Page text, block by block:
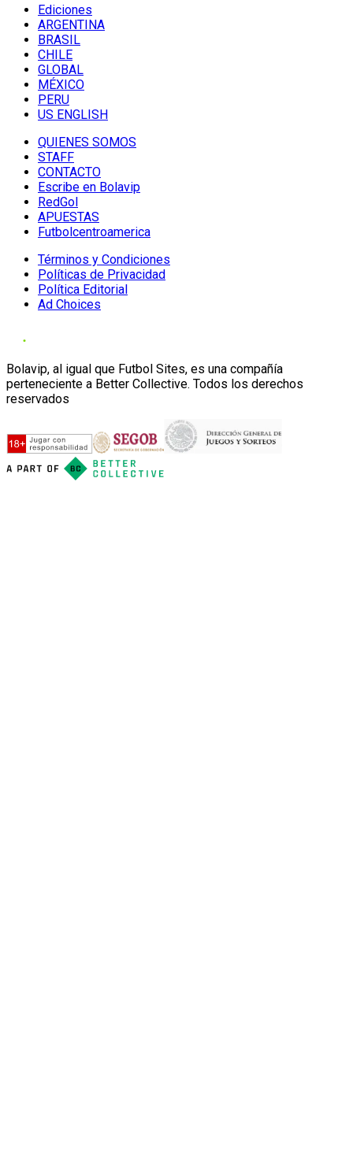
Ediciones
ARGENTINA
BRASIL
CHILE
GLOBAL
MÉXICO
PERU
US ENGLISH
QUIENES SOMOS
STAFF
CONTACTO
Escribe en Bolavip
RedGol
APUESTAS
Futbolcentroamerica
Términos y Condiciones
Políticas de Privacidad
Política Editorial
Ad Choices
Bolavip, al igual que Futbol Sites, es una compañía
perteneciente a Better Collective. Todos los derechos
reservados